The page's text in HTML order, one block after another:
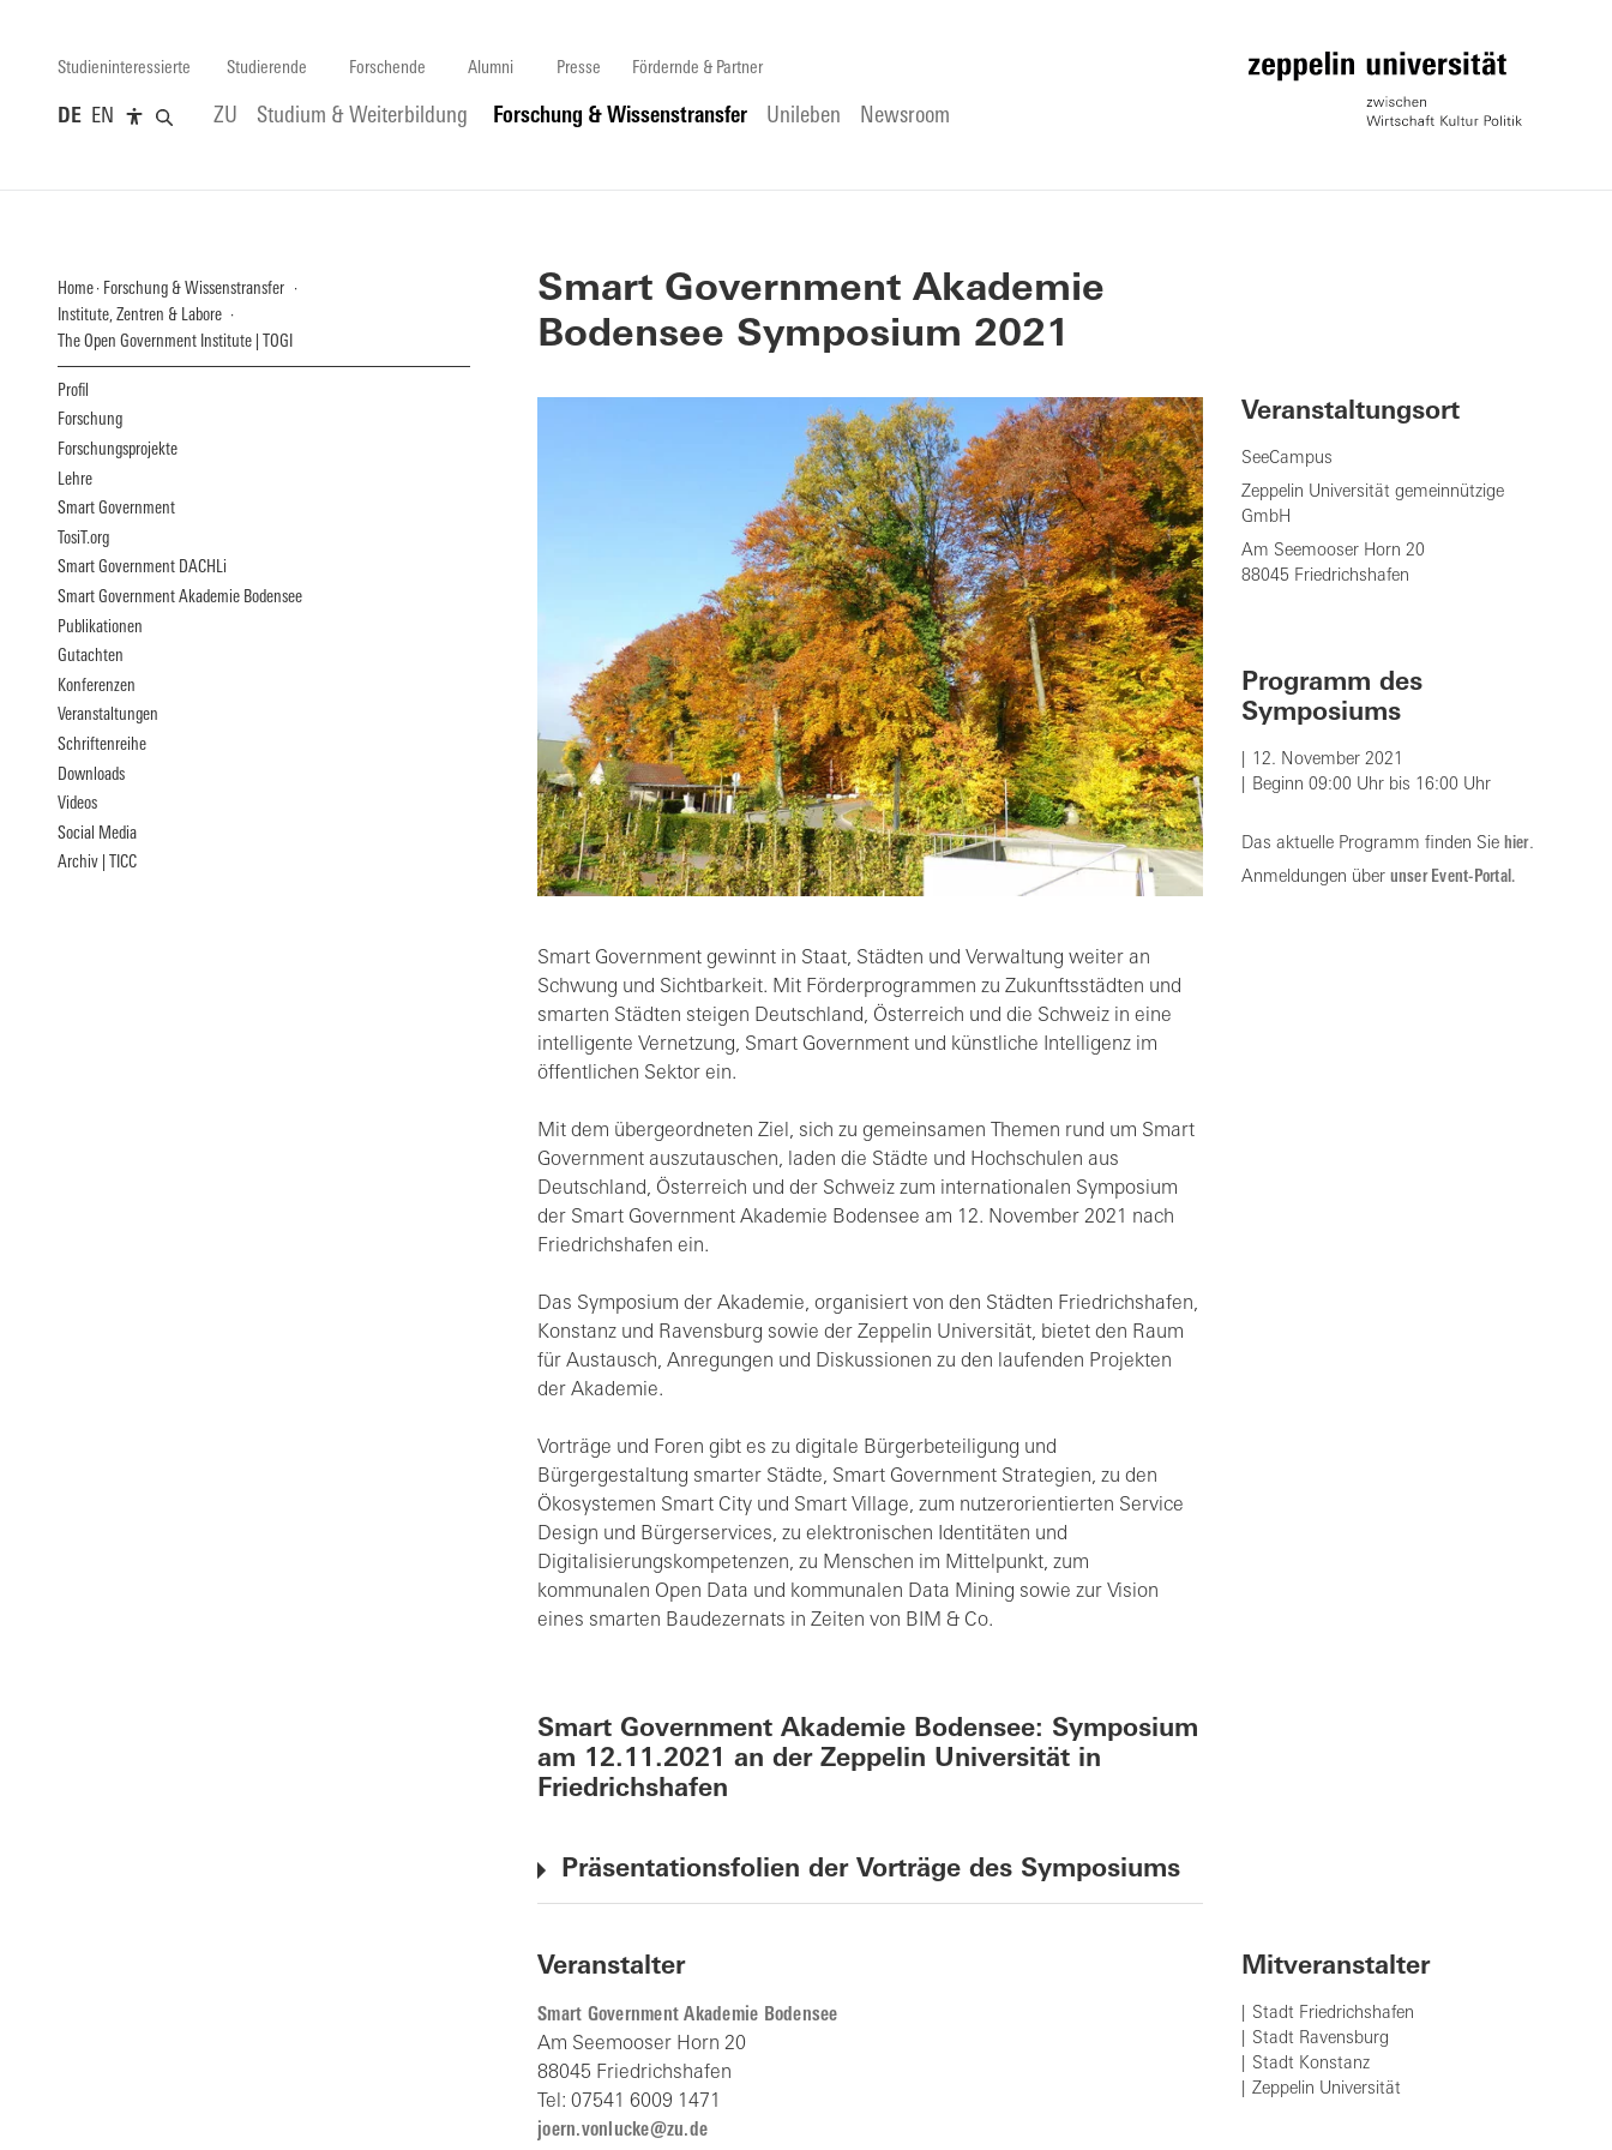
Studieninteressierte Studierende Forschende Alumni Presse Fördernde & Partner
DE EN ZU Studium & Weiterbildung Forschung & Wissenstransfer Unileben Newsroom
Home Forschung & Wissenstransfer
Institute, Zentren & Labore
The Open Government Institute | TOGI
Profil
Forschung
Forschungsprojekte
Lehre
Smart Government
TosiT.org
Smart Government DACHLi
Smart Government Akademie Bodensee
Publikationen
Gutachten
Konferenzen
Veranstaltungen
Schriftenreihe
Downloads
Videos
Social Media
Archiv | TICC
Smart Government Akademie
Bodensee Symposium 2021
Smart Government gewinnt in Staat, Städten und Verwaltung weiter an
Schwung und Sichtbarkeit. Mit Förderprogrammen zu Zukunftsstädten und
smarten Städten steigen Deutschland, Österreich und die Schweiz in eine
intelligente Vernetzung, Smart Government und künstliche Intelligenz im
öffentlichen Sektor ein.
Mit dem übergeordneten Ziel, sich zu gemeinsamen Themen rund um Smart
Government auszutauschen, laden die Städte und Hochschulen aus
Deutschland, Österreich und der Schweiz zum internationalen Symposium
der Smart Government Akademie Bodensee am 12. November 2021 nach
Friedrichshafen ein.
Das Symposium der Akademie, organisiert von den Städten Friedrichshafen,
Konstanz und Ravensburg sowie der Zeppelin Universität, bietet den Raum
für Austausch, Anregungen und Diskussionen zu den laufenden Projekten
der Akademie.
Vorträge und Foren gibt es zu digitale Bürgerbeteiligung und
Bürgergestaltung smarter Städte, Smart Government Strategien, zu den
Ökosystemen Smart City und Smart Village, zum nutzerorientierten Service
Design und Bürgerservices, zu elektronischen Identitäten und
Digitalisierungskompetenzen, zu Menschen im Mittelpunkt, zum
kommunalen Open Data und kommunalen Data Mining sowie zur Vision
eines smarten Baudezernats in Zeiten von BIM & Co.
Smart Government Akademie Bodensee: Symposium
am 12.11.2021 an der Zeppelin Universität in
Friedrichshafen
Präsentationsfolien der Vorträge des Symposiums
Veranstaltungsort
SeeCampus
Zeppelin Universität gemeinnützige
GmbH
Am Seemooser Horn 20
88045 Friedrichshafen
Programm des
Symposiums
12. November 2021
Beginn 09:00 Uhr bis 16:00 Uhr
Das aktuelle Programm finden Sie hier.
Anmeldungen über unser Event-Portal.
Veranstalter
Smart Government Akademie Bodensee
Am See­moo­ser Horn 20
88045 Fried­richs­ha­fen
Tel: 07541 6009 1471
j
rn ​v nl ck ​z ​d
Mitveranstalter
Stadt Friedrichshafen
Stadt Ravensburg
Stadt Konstanz
Zeppelin Universität